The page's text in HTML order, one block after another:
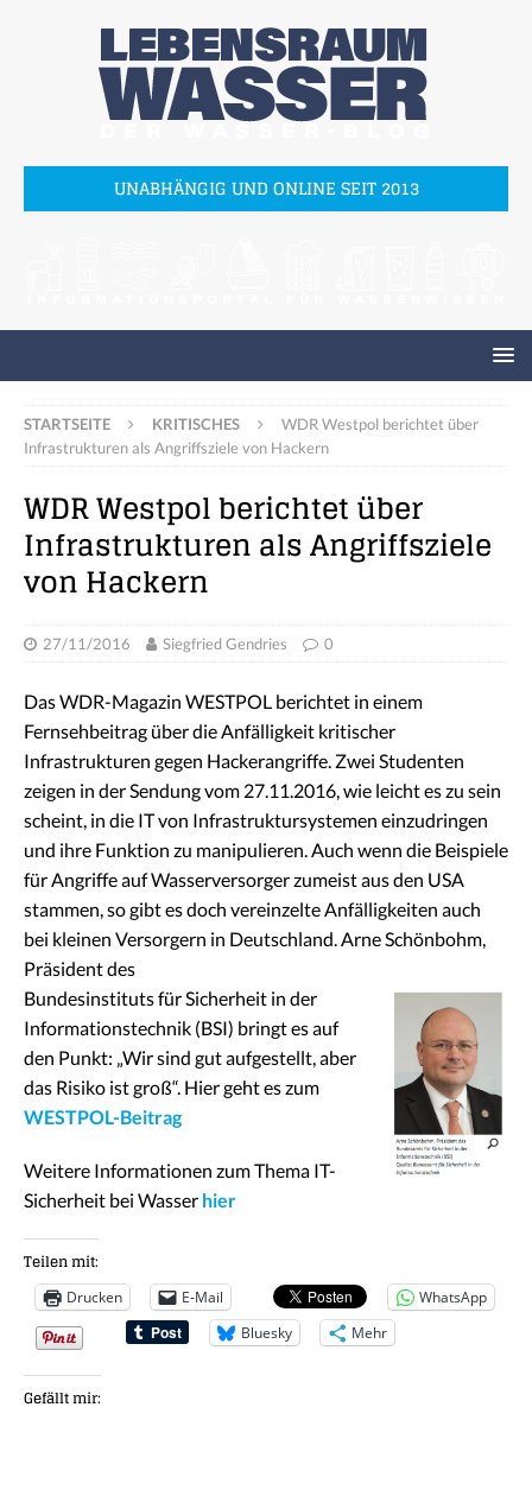
UNABHÄNGIG UND ONLINE SEIT 2013
STARTSEITE KRITISCHES
WDR Westpol berichtet über
Infrastrukturen als Angriffsziele von Hackern
WDR Westpol berichtet über
Infrastrukturen als Angriffsziele
von Hackern
27/11/2016 Siegfried Gendries 0
Das WDR-Magazin WESTPOL berichtet in einem
Fernsehbeitrag über die Anfälligkeit kritischer
Infrastrukturen gegen Hackerangriffe. Zwei Studenten
zeigen in der Sendung vom 27.11.2016, wie leicht es zu sein
scheint, in die IT von Infrastruktursystemen einzudringen
und ihre Funktion zu manipulieren. Auch wenn die Beispiele
für Angriffe auf Wasserversorger zumeist aus den USA
stammen, so gibt es doch vereinzelte Anfälligkeiten auch
bei kleinen Versorgern in Deutschland. Arne Schönbohm,
Präsident des
Bundesinstituts für Sicherheit in der
Informationstechnik (BSI) bringt es auf
den Punkt: „Wir sind gut aufgestellt, aber
das Risiko ist groß“. Hier geht es zum
WESTPOL-Beitrag
Weitere Informationen zum Thema IT-
Sicherheit bei Wasser hier
Teilen mit:
Drucken E-Mail
WhatsApp
Bluesky
Mehr
Gefällt mir: